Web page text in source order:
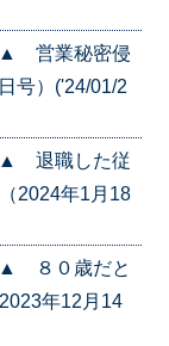
▲ 営業秘密侵
号）('24/01/2
▲ 退職した従
2024年1月18
▲ ８０歳だと
年12月14